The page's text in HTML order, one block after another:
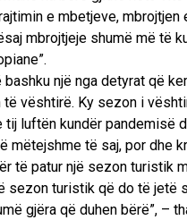
e mbetjeve, mbrojtjen
mbrojtjeje shumë më të
bashku një nga detyrat që
vështirë. Ky sezon i
tij luftën kundër pandemisë
mëtejshme të saj, por dhe
të patur një sezon turistik
sezon turistik që do të jetë
gjëra që duhen bërë”, –